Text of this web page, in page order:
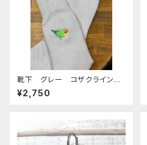
靴下 グレー コザクライン
コ 日本製 刺繍 奈良の靴
下 くつした こざくらいんこ
¥2,750